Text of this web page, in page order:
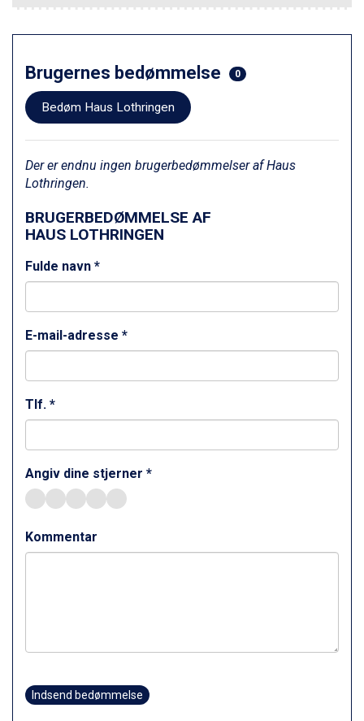
Zell am See fra DKK 4.095
Livigno fra DKK 4.145
Ponte di Legno fra DKK 4.745
Bad Gastein fra DKK 4.195
Alleghe fra DKK 5.595
Arabba fra DKK 7.045
Brugernes bedømmelse 0
Bedøm Haus Lothringen
Der er endnu ingen brugerbedømmelser af Haus
Lothringen.
BRUGERBEDØMMELSE AF
HAUS LOTHRINGEN
Fulde navn *
E-mail-adresse *
Tlf. *
Angiv dine stjerner *
Kommentar
Indsend bedømmelse